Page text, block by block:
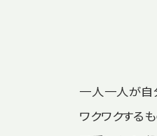
一人一人が自
ワクワクする